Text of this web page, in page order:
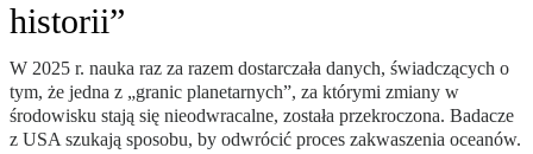
historii”
W 2025 r. nauka raz za razem dostarczała danych, świadczących o
tym, że jedna z „granic planetarnych”, za którymi zmiany w
środowisku stają się nieodwracalne, została przekroczona. Badacze
z USA szukają sposobu, by odwrócić proces zakwaszenia oceanów.